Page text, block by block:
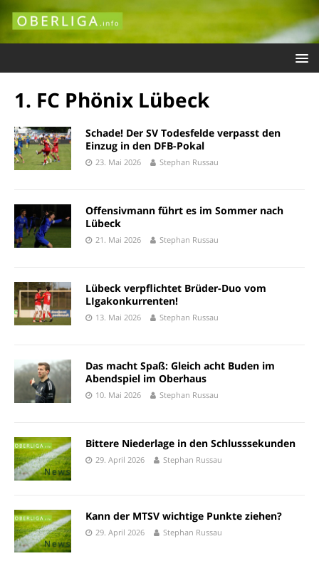
1. FC Phönix Lübeck
Schade! Der SV Todesfelde verpasst den
Einzug in den DFB-Pokal
23. Mai 2026 Stephan Russau
Offensivmann führt es im Sommer nach
Lübeck
21. Mai 2026 Stephan Russau
Lübeck verpflichtet Brüder-Duo vom
LIgakonkurrenten!
13. Mai 2026 Stephan Russau
Das macht Spaß: Gleich acht Buden im
Abendspiel im Oberhaus
10. Mai 2026 Stephan Russau
Bittere Niederlage in den Schlusssekunden
29. April 2026 Stephan Russau
Kann der MTSV wichtige Punkte ziehen?
29. April 2026 Stephan Russau